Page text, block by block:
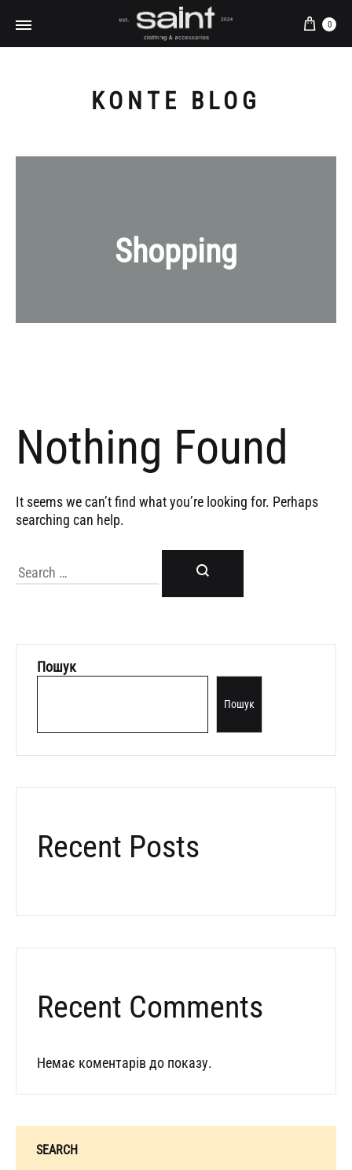
0
KONTE BLOG
Shopping
Nothing Found
It seems we can’t find what you’re looking for. Perhaps
searching can help.
Пошук
Пошук
Recent Posts
Recent Comments
Немає коментарів до показу.
SEARCH